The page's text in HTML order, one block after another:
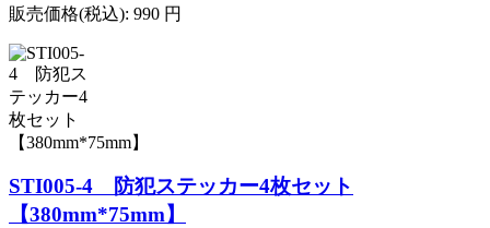
販売価格(税込): 990 円
STI005-4 防犯ステッカー4枚セット
【380mm*75mm】